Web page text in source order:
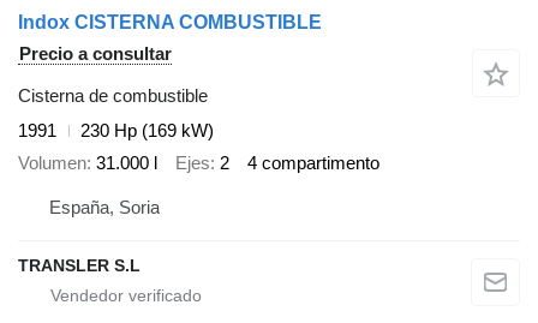
Indox CISTERNA COMBUSTIBLE
Precio a consultar
Cisterna de combustible
1991
230 Hp (169 kW)
Volumen 31.000 l Ejes 2 4 compartimento
España, Soria
TRANSLER S.L